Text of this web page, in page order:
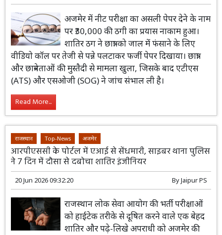
अजमेर में नीट परीक्षा का असली पेपर देने के नाम
पर ₹30,000 की ठगी का प्रयास नाकाम हुआ।
शातिर ठग ने छात्रा को जाल में फंसाने के लिए
वीडियो कॉल पर तेजी से पन्ने पलटाकर फर्जी पेपर दिखाया। छात्रा
और छात्रनेताओं की मुस्तैदी से मामला खुला, जिसके बाद एटीएस
(ATS) और एसओजी (SOG) ने जांच संभाल ली है।
Read More...
राजस्थान Top-News अजमेर
आरपीएससी के पोर्टल में एआई से सेंधमारी, साइबर थाना पुलिस
ने 7 दिन में दौसा से दबोचा शातिर इंजीनियर
20 Jun 2026 09:32:20 ByJaipur PS
राजस्थान लोक सेवा आयोग की भर्ती परीक्षाओं
को हाईटेक तरीके से दूषित करने वाले एक बेहद
शातिर और पढ़े-लिखे अपराधी को अजमेर की